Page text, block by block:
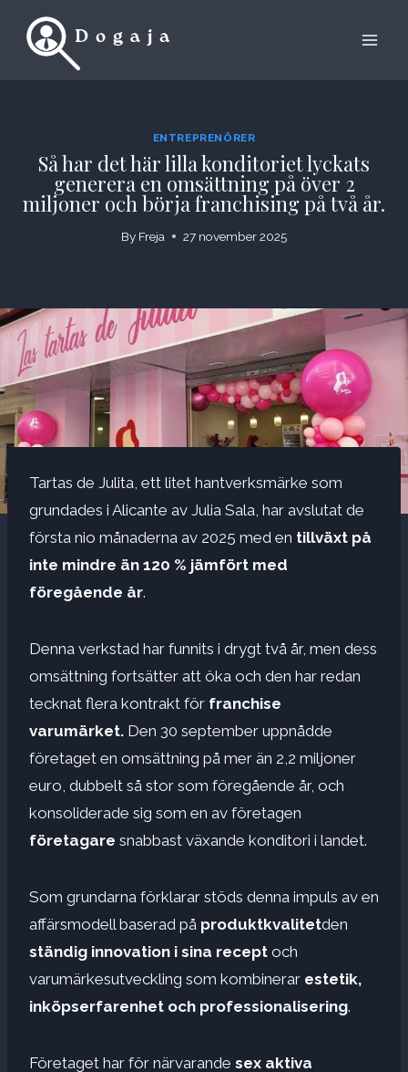
ENTREPRENÖRER
Så har det här lilla konditoriet lyckats
generera en omsättning på över 2
miljoner och börja franchising på två år.
By Freja 27 november 2025
Tartas de Julita, ett litet hantverksmärke som
grundades i Alicante av Julia Sala, har avslutat de
första nio månaderna av 2025 med en tillväxt på
inte mindre än 120 % jämfört med
föregående år.
Denna verkstad har funnits i drygt två år, men dess
omsättning fortsätter att öka och den har redan
tecknat flera kontrakt för franchise
varumärket. Den 30 september uppnådde
företaget en omsättning på mer än 2,2 miljoner
euro, dubbelt så stor som föregående år, och
konsoliderade sig som en av företagen
företagare snabbast växande konditori i landet.
Som grundarna förklarar stöds denna impuls av en
affärsmodell baserad på produktkvalitetden
ständig innovation i sina recept och
varumärkesutveckling som kombinerar estetik,
inköpserfarenhet och professionalisering.
Företaget har för närvarande sex aktiva